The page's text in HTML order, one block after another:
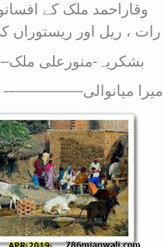
وقاراحمد ملک کے
رات ، ریل اور ریستوراں
بشکریہ-منورعلی ملک– 1 اپریل 2019
میرا میانوالی—————-